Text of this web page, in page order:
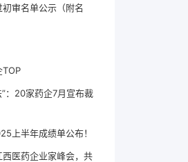
审名单公示（附名
TOP
：20家药企7月宣布裁
上半年成绩单公布！
医药企业家峰会，共